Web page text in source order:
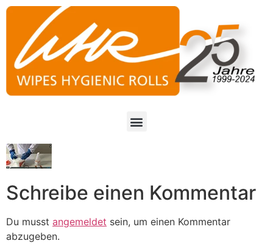
Schreibe einen Kommentar
Du musst angemeldet sein, um einen Kommentar
abzugeben.